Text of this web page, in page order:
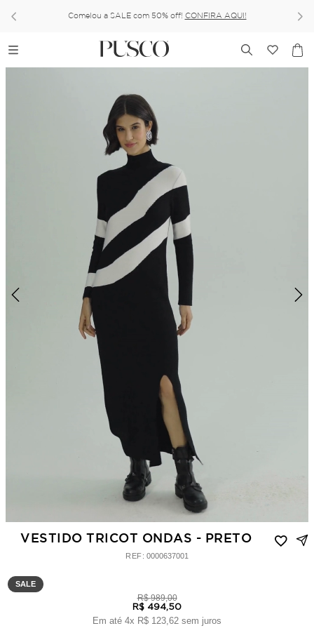
Comelou a SALE com 50% off! CONFIRA AQUI!
VESTIDO TRICOT ONDAS - PRETO
: 0000637001
SALE
R$ 989,00
R$ 494,50
Em até 4x R$ 123,62 sem juros